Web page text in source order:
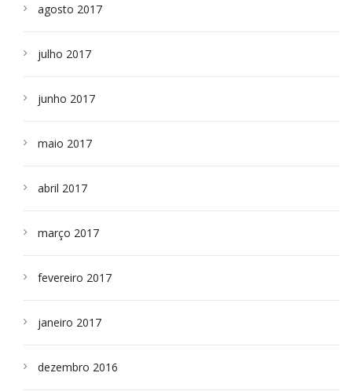
agosto 2017
julho 2017
junho 2017
maio 2017
abril 2017
março 2017
fevereiro 2017
janeiro 2017
dezembro 2016